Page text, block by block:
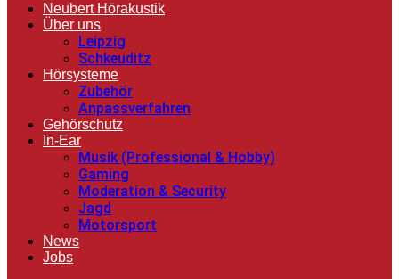
Neubert Hörakustik
Über uns
Leipzig
Schkeuditz
Hörsysteme
Zubehör
Anpassverfahren
Gehörschutz
In-Ear
Musik (Professional & Hobby)
Gaming
Moderation & Security
Jagd
Motorsport
News
Jobs